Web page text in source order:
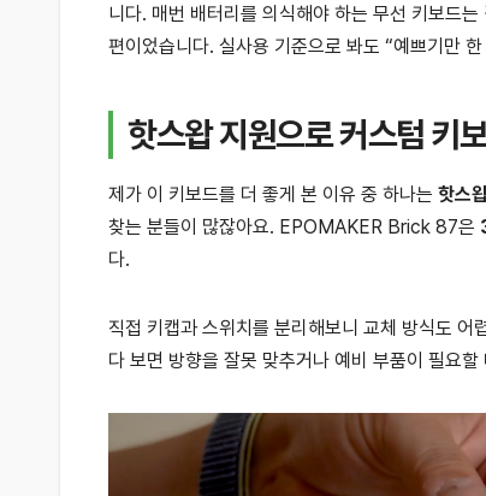
니다. 매번 배터리를 의식해야 하는 무선 키보드
편이었습니다. 실사용 기준으로 봐도 “예쁘기만
핫스왑 지원으로 커스텀 키
제가 이 키보드를 더 좋게 본 이유 중 하나는 핫스
찾는 분들이 많잖아요. EPOMAKER Brick 87은
다.
직접 키캡과 스위치를 분리해보니 교체 방식도
다 보면 방향을 잘못 맞추거나 예비 부품이 필요